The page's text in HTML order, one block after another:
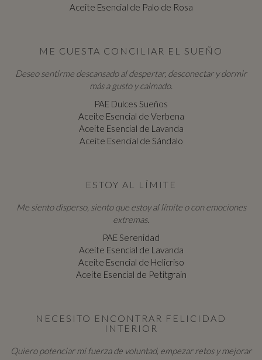
Aceite Esencial de Palo de Rosa
ME CUESTA CONCILIAR EL SUEÑO
Deseo sentirme descansado al despertar, desconectar y dormir
más a gusto y calmado.
PAE Dulces Sueños
Aceite Esencial de Verbena
Aceite Esencial de Lavanda
Aceite Esencial de Sándalo
ESTOY AL LÍMITE
Me siento disperso, siento que estoy al límite o con emociones
extremas.
PAE Serenidad
Aceite Esencial de Lavanda
Aceite Esencial de Helicriso
Aceite Esencial de Petitgrain
NECESITO ENCONTRAR FELICIDAD
INTERIOR
Quiero potenciar mi fuerza de voluntad, empezar retos y mejorar